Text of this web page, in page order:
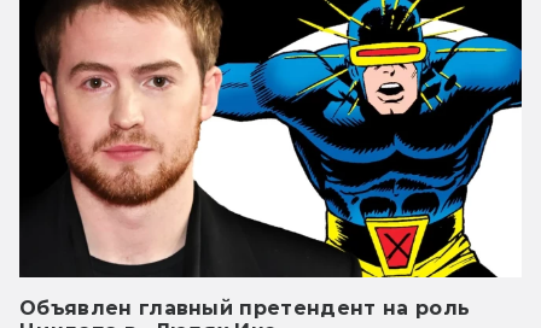
Объявлен главный претендент на роль